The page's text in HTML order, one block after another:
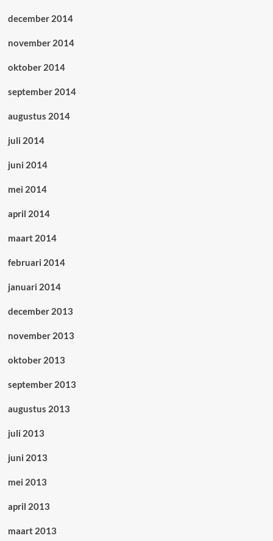
december 2014
november 2014
oktober 2014
september 2014
augustus 2014
juli 2014
juni 2014
mei 2014
april 2014
maart 2014
februari 2014
januari 2014
december 2013
november 2013
oktober 2013
september 2013
augustus 2013
juli 2013
juni 2013
mei 2013
april 2013
maart 2013